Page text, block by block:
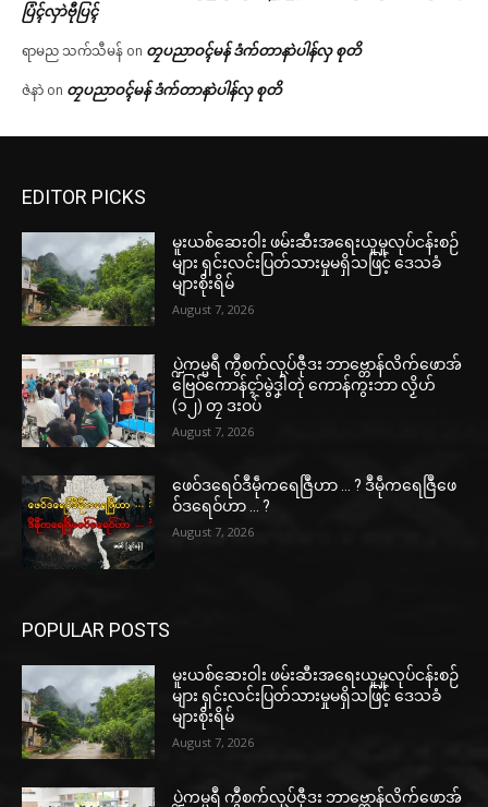
ပြံၚ်လှာဲဗီုပြၚ်
ရာမည သက်သီမန် on တၠပညာဝၚ်မန် ဒံက်တာနာဲပါန်လှ စုတိ
ဇဲနာဲ on တၠပညာဝၚ်မန် ဒံက်တာနာဲပါန်လှ စုတိ
EDITOR PICKS
မူးယစ်ဆေးဝါး ဖမ်းဆီးအရေးယူမှုလုပ်ငန်းစဉ်
များ ရှင်းလင်းပြတ်သားမှုမရှိသဖြင့် ဒေသခံ
များစိုးရိမ်
August 7, 2026
ပ္ဍဲကမ္မရဳ ကွဳစက်လုပ်ဇီုဒး ဘာဗ္တောန်လိက်ဖောအ်
ဗြေဝ်ကောန်ၚာ်မွဲဒၞါဲတုဲ ကောန်ကွးဘာ လၟိဟ်
(၁၂) တၠ ဒးဝပ်
August 7, 2026
ဖေဝ်ဒရေဝ်ဒဳမဵုကရေဇြဳဟာ … ? ဒဳမဵုကရေဇြဳဖေ
ဝ်ဒရေဝ်ဟာ … ?
August 7, 2026
POPULAR POSTS
မူးယစ်ဆေးဝါး ဖမ်းဆီးအရေးယူမှုလုပ်ငန်းစဉ်
များ ရှင်းလင်းပြတ်သားမှုမရှိသဖြင့် ဒေသခံ
များစိုးရိမ်
August 7, 2026
ပ္ဍဲကမ္မရဳ ကွဳစက်လုပ်ဇီုဒး ဘာဗ္တောန်လိက်ဖောအ်